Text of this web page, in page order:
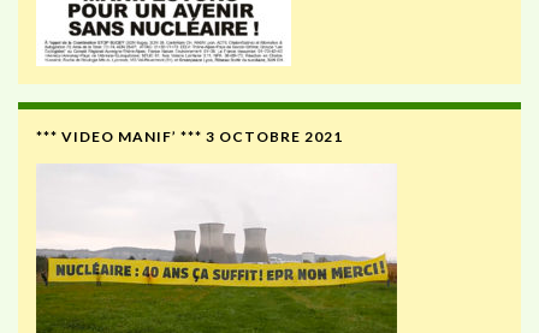
*** VIDEO MANIF’ *** 3 OCTOBRE 2021